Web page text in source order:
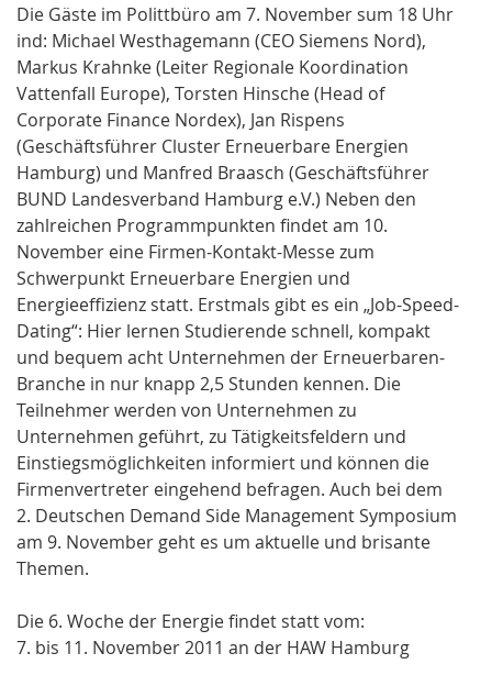
Die Gäste im Polittbüro am 7. November sum 18 Uhr
ind: Michael Westhagemann (CEO Siemens Nord),
Markus Krahnke (Leiter Regionale Koordination
Vattenfall Europe), Torsten Hinsche (Head of
Corporate Finance Nordex), Jan Rispens
(Geschäftsführer Cluster Erneuerbare Energien
Hamburg) und Manfred Braasch (Geschäftsführer
BUND Landesverband Hamburg e.V.) Neben den
zahlreichen Programmpunkten findet am 10.
November eine Firmen-Kontakt-Messe zum
Schwerpunkt Erneuerbare Energien und
Energieeffizienz statt. Erstmals gibt es ein „Job-Speed-
Dating“: Hier lernen Studierende schnell, kompakt
und bequem acht Unternehmen der Erneuerbaren-
Branche in nur knapp 2,5 Stunden kennen. Die
Teilnehmer werden von Unternehmen zu
Unternehmen geführt, zu Tätigkeitsfeldern und
Einstiegsmöglichkeiten informiert und können die
Firmenvertreter eingehend befragen. Auch bei dem
2. Deutschen Demand Side Management Symposium
am 9. November geht es um aktuelle und brisante
Themen.
Die 6. Woche der Energie findet statt vom:
7. bis 11. November 2011 an der HAW Hamburg